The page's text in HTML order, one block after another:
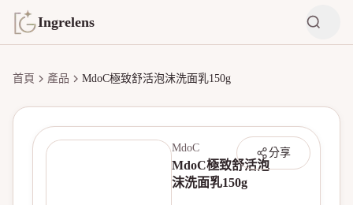
Ingrelens
首頁 產品 MdoC極致舒活泡沫洗面乳150g
分享
MdoC
MdoC極致舒活泡
沫洗面乳150g